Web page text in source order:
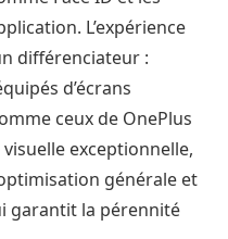
L’expérience
différenciateur :
d’écrans
ceux de OnePlus
exceptionnelle,
générale et
garantit la pérennité